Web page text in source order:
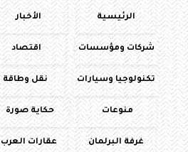
الرئيسية الأخبار
شركات ومؤسسات اقتصاد
تكنولوجيا وسيارات نقل وطاقة
منوعات حكاية صورة
غرفة البرلمان عقارات العرب